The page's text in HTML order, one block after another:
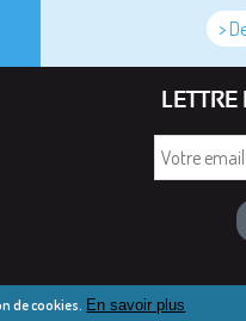
>
de cookies. En savoir plus